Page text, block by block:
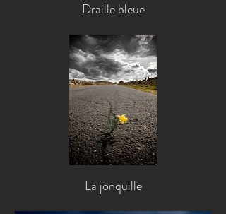
Draille bleue
La jonquille